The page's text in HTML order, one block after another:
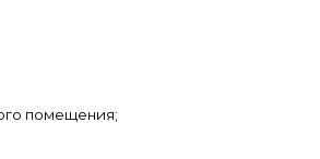
помещения;